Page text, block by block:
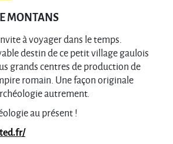
MONTANS
à voyager dans le temps.
destin de ce petit village gaulois
grands centres de production de
romain. Une façon originale
autrement.
au présent !